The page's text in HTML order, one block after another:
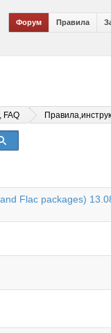
Форум Правила
FAQ
Flac packages)